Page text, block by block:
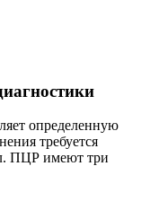
определенную
требуется
ПЦР имеют три